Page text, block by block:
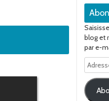
blog et
par e-
Adresse
e-
mail